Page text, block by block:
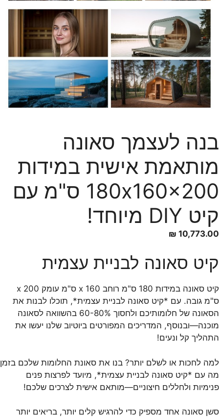
בנה לעצמך סאונה
מותאמת אישית במידות
180x160x200 ס"מ עם
קיט DIY מיוחד!
10,773.00
₪
קיט סאונה לבניית עצמית
קיט סאונה במידות 180 ס"מ רוחב x 160 ס"מ עומק x 200
ס"מ גובה. עם *קיט סאונה לבניית עצמית*, תוכלו לבנות את
הסאונה של חלומותיכם ולחסוך 60-80% בהשוואה לסאונה
מוכנה—ובנוסף, המדריכים המפורטים ביוטיוב שלנו יעשו את
התהליך קל ונעים!
למה לחכות או לשלם יותר? בנו את סאונת החלומות שלכם בזמן
מה עם *קיט סאונה לבניית עצמית*, מיועד לפרצות פנים
פנימיות ולחללים חיצוניים—מותאם אישית לצרכים שלכם!
סשן סאונה אחד מספיק כדי להרגיש קלים יותר, בריאים יותר